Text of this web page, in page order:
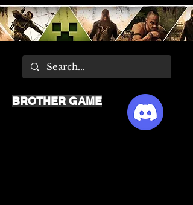
BROTHER GAME